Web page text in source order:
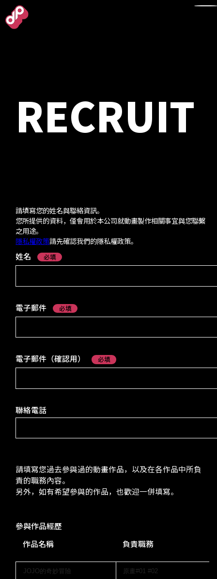
ABOUT
- Studio &
Profile
- Department
Introductions
INTERVIEWS
RECRUIT
- Creator Form
RECRUIT
請填寫您的姓名與聯絡資訊。
您所提供的資料，僅會用於本公司就動畫製作相關事宜與您聯繫
之用途。
隱私權政策請先確認我們的隱私權政策。
姓名 必填
電子郵件 必填
電子郵件（確認用） 必填
聯絡電話
請填寫您過去參與過的動畫作品，以及在各作品中所負
責的職務內容。
另外，如有希望參與的作品，也歡迎一併填寫。
參與作品經歷
作品名稱
負責職務